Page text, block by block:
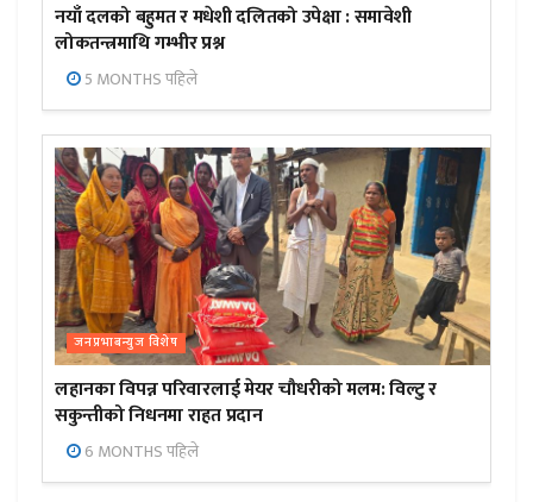
नयाँ दलको बहुमत र मधेशी दलितको उपेक्षा : समावेशी
लोकतन्त्रमाथि गम्भीर प्रश्न
5 MONTHS पहिले
जनप्रभाबन्युज विशेष
लहानका विपन्न परिवारलाई मेयर चौधरीको मलम: विल्टु र
सकुन्तीको निधनमा राहत प्रदान
6 MONTHS पहिले